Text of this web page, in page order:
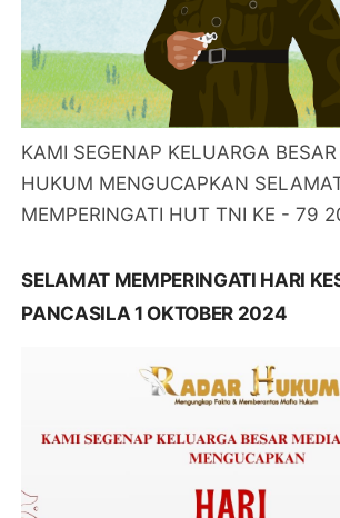
KAMI SEGENAP KELUARGA
HUKUM MENGUCAPKAN
MEMPERINGATI HUT TNI KE - 79
SELAMAT MEMPERINGATI HARI
PANCASILA 1 OKTOBER 2024